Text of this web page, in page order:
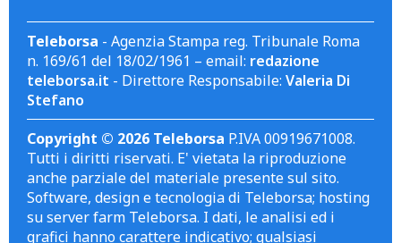
Teleborsa - Agenzia Stampa reg. Tribunale Roma
n. 169/61 del 18/02/1961 – email: redazione
teleborsa.it - Direttore Responsabile: Valeria Di
Stefano
Copyright © 2026 Teleborsa P.IVA 00919671008.
Tutti i diritti riservati. E' vietata la riproduzione
anche parziale del materiale presente sul sito.
Software, design e tecnologia di Teleborsa; hosting
su server farm Teleborsa. I dati, le analisi ed i
grafici hanno carattere indicativo; qualsiasi